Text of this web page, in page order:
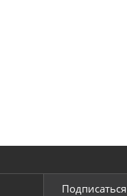
Подписаться